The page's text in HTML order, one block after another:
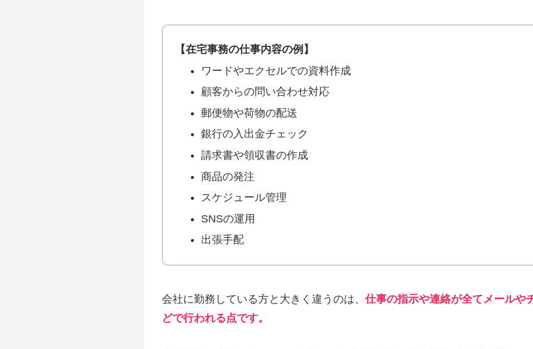
【在宅事務の仕事内容の例】
ワードやエクセルでの資料作成
顧客からの問い合わせ対応
郵便物や荷物の配送
銀行の入出金チェック
請求書や領収書の作成
商品の発注
スケジュール管理
SNSの運用
出張手配
会社に勤務している方と大きく違うのは、仕事の指示や連絡が全てメールや
どで行われる点です。